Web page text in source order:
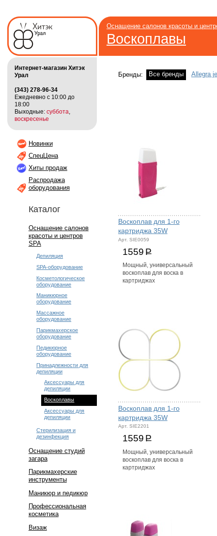
Оснащение салонов красоты и
Воскоплавы
Интернет-магазин Хитэк
Урал
(343) 278-96-34
Ежедневно с 10:00 до
18:00
Выходные: суббота
воскресенье
Новинки
СпецЦена
Хиты продаж
Распродажа
оборудования
Каталог
Оснащение салонов
красоты и центров
SPA
Депиляция
SPA-оборудование
Косметологическое
оборудование
Маникюрное
оборудование
Массажное
оборудование
Парикмахерское
оборудование
Педикюрное
оборудование
Принадлежности для
депиляции
Аксессуары для
депиляции
Воскоплавы
Аксессуары для
депиляции
Стерилизация и
дезинфекция
Оснащение студий
загара
Парикмахерские
инструменты
Маникюр и педикюр
Профессиональная
косметика
Визаж
Бренды: Все бренды Allegra
Воскоплав для 1-го
картриджа 35W
Арт. SIE0059
1559 Р
Мощный, универсальный
воскоплав для воска в
картриджах
Воскоплав для 1-го
картриджа 35W
Арт. SIE2201
1559 Р
Мощный, универсальный
воскоплав для воска в
картриджах